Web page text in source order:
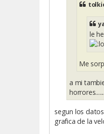
le
Me
a mi
segun los
grafica de la